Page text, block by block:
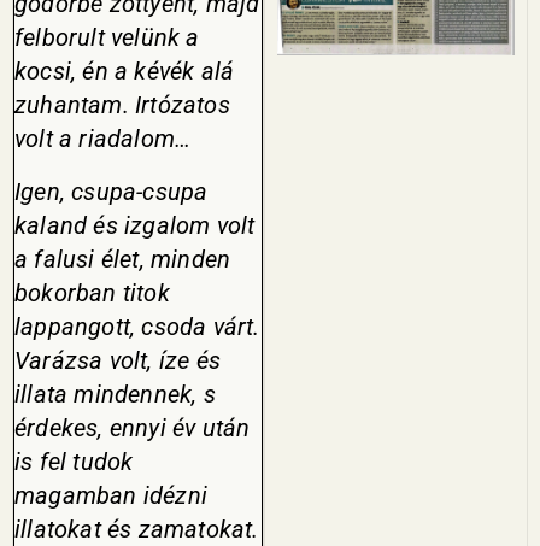
felborult velünk a
kocsi, én a kévék alá
zuhantam. Irtózatos
volt a riadalom…
Igen, csupa-csupa
kaland és izgalom volt
a falusi élet, minden
bokorban titok
lappangott, cso­da várt.
Varázsa volt, íze és
illata mindennek, s
érdekes, ennyi év után
is fel tudok
magamban idéz­ni
illatokat és zamatokat.